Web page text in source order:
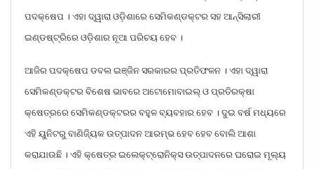
ପଦକ୍ଷେପ । ଏହା ଦ୍ୱାରା ଓଡ଼ିଶାରେ ସେମିକଣ୍ଡକ୍ଟର ସହ ଆନ୍ସିଲାରୀ
ଇଣ୍ଡଷ୍ଟ୍ରିରେ ଓଡ଼ିଶାର ନୂଆ ପରିଚୟ ହେବ ।
ଆଜିର ପଦକ୍ଷେପ ଡବଲ ଇଞ୍ଜିନ ସରକାରର ପ୍ରତିଫଳନ । ଏହା ଦ୍ୱାରା
ସେମିକଣ୍ଡକ୍ଟର ବିଶେଷ ଭାବରେ ଅଟୋମୋବାଇଲ୍ ଓ ପ୍ରତିରକ୍ଷା
କ୍ଷେତ୍ରରେ ସେମିକଣ୍ଡକ୍ଟରର ବହୁଳ ବ୍ୟବହାର ହେବ । ଦୁଇ ବର୍ଷ ମଧ୍ୟରେ
ଏହି ୟୁନିଟରୁ ବାଣିଜ୍ୟିକ ଉତ୍ପାଦନ ଆରମ୍ଭ ହେବ ହେବ ବୋଲି ଆଶା
କରାଯାଉଛି । ଏହି କ୍ଷେତ୍ର ଇଲେକ୍ଟ୍ରୋନିକ୍ସ ଉତ୍ପାଦନରେ ଘରୋଇ ମୂଲ୍ୟ